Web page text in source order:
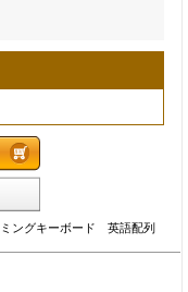
ングキーボード 英語配列